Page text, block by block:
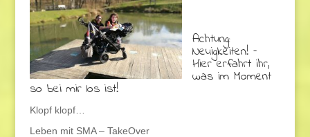
Achtung:
Neuigkeiten! –
Hier erfahrt ihr,
was im Moment
so bei mir los ist!
Klopf klopf…
Leben mit SMA – TakeOver